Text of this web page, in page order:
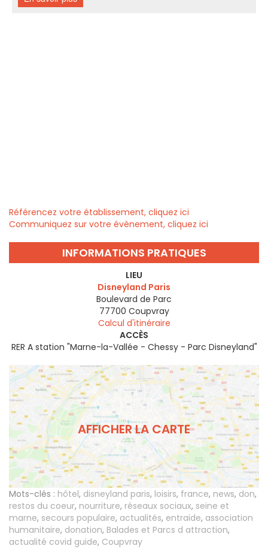
Référencez votre établissement, cliquez ici
Communiquez sur votre évènement, cliquez ici
INFORMATIONS PRATIQUES
LIEU
Disneyland Paris
Boulevard de Parc
77700 Coupvray
Calcul d'itinéraire
ACCÈS
RER A station "Marne-la-Vallée - Chessy - Parc Disneyland"
AFFICHER LA CARTE
Mots-clés : hôtel, disneyland paris, loisirs, france, news, don,
restos du coeur, nourriture, réseaux sociaux, seine et
marne, secours populaire, actualités, entraide, association
humanitaire, donation, Balades et Parcs d attraction,
actualité covid guide, Coupvray